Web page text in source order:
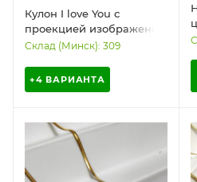
Кулон I love You с
проекцией изображения
на 100 языках
Склад (Минск): 309
+4 ВАРИАНТА